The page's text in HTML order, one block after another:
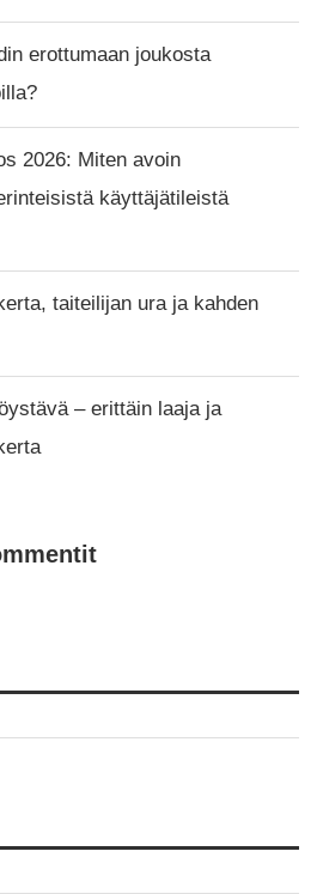
erottumaan joukosta
2026: Miten avoin
käyttäjätileistä
taiteilijan ura ja kahden
– erittäin laaja ja